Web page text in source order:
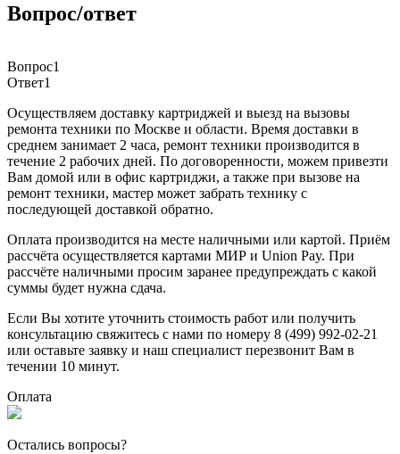
Вопрос/ответ
Вопрос1
Ответ1
Осуществляем доставку картриджей и выезд на вызовы
ремонта техники по Москве и области. Время доставки в
среднем занимает 2 часа, ремонт техники производится в
течение 2 рабочих дней. По договоренности, можем привезти
Вам домой или в офис картриджи, а также при вызове на
ремонт техники, мастер может забрать технику с
последующей доставкой обратно.
Оплата производится на месте наличными или картой. Приём
рассчёта осуществляется картами МИР и Union Pay. При
рассчёте наличными просим заранее предупреждать с какой
суммы будет нужна сдача.
Если Вы хотите уточнить стоимость работ или получить
консультацию свяжитесь с нами по номеру 8 (499) 992-02-21
или оставьте заявку и наш специалист перезвонит Вам в
течении 10 минут.
Оплата
Остались вопросы?